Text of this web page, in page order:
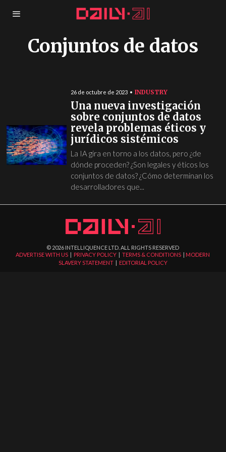
Conjuntos de datos
26 de octubre de 2023 INDUSTRY
Una nueva investigación
sobre conjuntos de datos
revela problemas éticos y
jurídicos sistémicos
La IA gira en torno a los datos, pero ¿de
dónde proceden? ¿Son legales y éticos los
conjuntos de datos? ¿Cómo determinan los
desarrolladores que...
© 2026 INTELLIQUENCE LTD. ALL RIGHTS RESERVED
ADVERTISE WITH US | PRIVACY POLICY |TERMS & CONDITIONS | MODERN
SLAVERY STATEMENT| EDITORIAL POLICY